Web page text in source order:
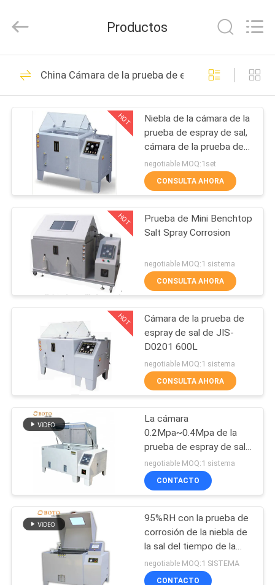
HOGAR
PRODUCTOS
SOBRE
NOSOTROS
VIAJE
FÁBRICA
CONTROL
CALIDAD
ÉNTRENOS
EN
CONTACTO
UNA
CITA
MAPA
GROUP
Reserved.
Cámaras de la
prueba ambiental
1689
Cámara de la
prueba de la
humedad de la
temperatura
515
Cámara de la
prueba de espray de
sal
685
Estufa del
laboratorio
Productos
China Cámara de la prueba de espray de sal
HOT
Niebla de la cámara de la
prueba de espray de sal,
cámara de la prueba de
espray de sal de la
rociadura de sal
negotiable MOQ:1set
CONSULTA AHORA
HOT
Prueba de Mini Benchtop
Salt Spray Corrosion
negotiable MOQ:1 sistema
CONSULTA AHORA
HOT
Cámara de la prueba de
espray de sal de JIS-
D0201 600L
negotiable MOQ:1 sistema
CONSULTA AHORA
La cámara
0.2Mpa~0.4Mpa de la
prueba de espray de sal
rocía la presión
1~2ml/80cm2/h rocía
temperatura de la prueba
negotiable MOQ:1 sistema
CONTACTO
95%RH con la prueba de
corrosión de la niebla de
la sal del tiempo de la
prueba de la boca de
espray de 0.3mm~0.8m
negotiable MOQ:1 SISTEMA
CONTACTO